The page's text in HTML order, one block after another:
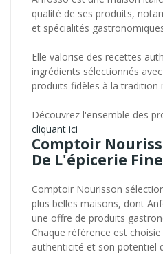
qualité de ses produits,
et spécialités
Elle valorise des recettes
ingrédients sélectionnés
produits fidèles à la tradition
Découvrez l'ensemble des
cliquant ici
Comptoir
De L'épicerie
Comptoir Nourisson
plus belles maisons, dont
une offre de produits
Chaque référence est
authenticité et son potentiel